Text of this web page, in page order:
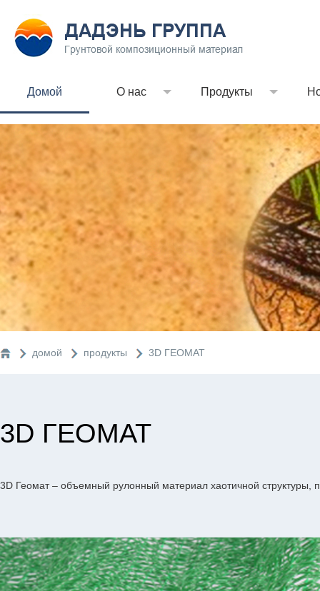
Домой О нас Продукты
домой продукты 3D ГЕОМАТ
3D ГЕОМАТ
3D Геомат – объемный рулонный материал хаотичной